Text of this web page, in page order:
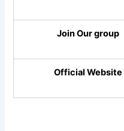
Join Our group
Official Website